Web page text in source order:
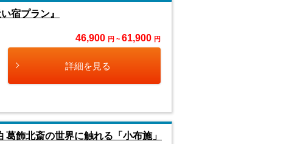
宿プラン』
46,900 円 ~ 61,900 円
詳細を見る
飾北斎の世界に触れる「小布施」